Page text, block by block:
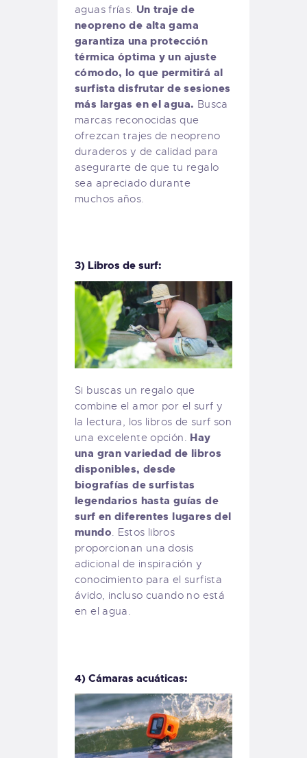
aguas frías. Un traje de
neopreno de alta gama
garantiza una protección
térmica óptima y un ajuste
cómodo, lo que permitirá al
surfista disfrutar de sesiones
más largas en el agua. Busca
marcas reconocidas que
ofrezcan trajes de neopreno
duraderos y de calidad para
asegurarte de que tu regalo
sea apreciado durante
muchos años.
3) Libros de surf:
Si buscas un regalo que
combine el amor por el surf y
la lectura, los libros de surf son
una excelente opción. Hay
una gran variedad de libros
disponibles, desde
biografías de surfistas
legendarios hasta guías de
surf en diferentes lugares del
mundo. Estos libros
proporcionan una dosis
adicional de inspiración y
conocimiento para el surfista
ávido, incluso cuando no está
en el agua.
4) Cámaras acuáticas: